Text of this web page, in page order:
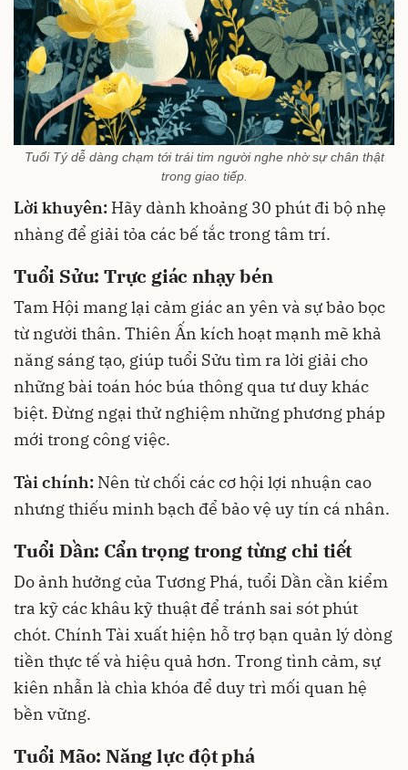
Tuổi Tý dễ dàng chạm tới trái tim người nghe nhờ sự chân thật
trong giao tiếp.
Lời khuyên: Hãy dành khoảng 30 phút đi bộ nhẹ
nhàng để giải tỏa các bế tắc trong tâm trí.
Tuổi Sửu: Trực giác nhạy bén
Tam Hội mang lại cảm giác an yên và sự bảo bọc
từ người thân. Thiên Ấn kích hoạt mạnh mẽ khả
năng sáng tạo, giúp tuổi Sửu tìm ra lời giải cho
những bài toán hóc búa thông qua tư duy khác
biệt. Đừng ngại thử nghiệm những phương pháp
mới trong công việc.
Tài chính: Nên từ chối các cơ hội lợi nhuận cao
nhưng thiếu minh bạch để bảo vệ uy tín cá nhân.
Tuổi Dần: Cẩn trọng trong từng chi tiết
Do ảnh hưởng của Tương Phá, tuổi Dần cần kiểm
tra kỹ các khâu kỹ thuật để tránh sai sót phút
chót. Chính Tài xuất hiện hỗ trợ bạn quản lý dòng
tiền thực tế và hiệu quả hơn. Trong tình cảm, sự
kiên nhẫn là chìa khóa để duy trì mối quan hệ
bền vững.
Tuổi Mão: Năng lực đột phá